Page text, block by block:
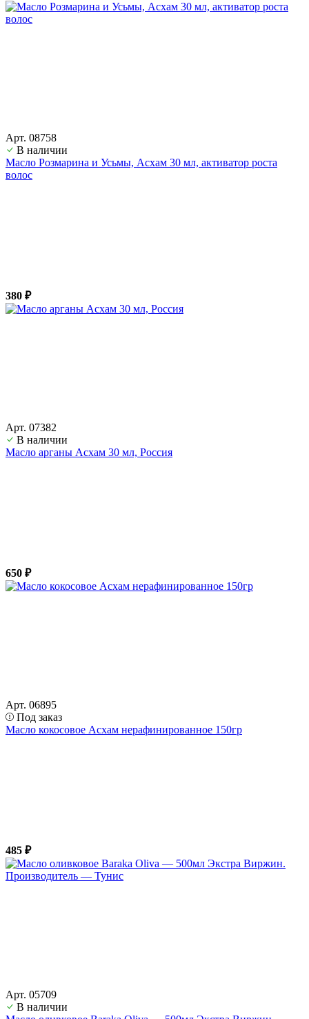
Арт. 08758
В наличии
Масло Розмарина и Усьмы, Асхам 30 мл, активатор роста
волос
380 ₽
Арт. 07382
В наличии
Масло арганы Асхам 30 мл, Россия
650 ₽
Арт. 06895
Под заказ
Масло кокосовое Асхам нерафинированное 150гр
485 ₽
Арт. 05709
В наличии